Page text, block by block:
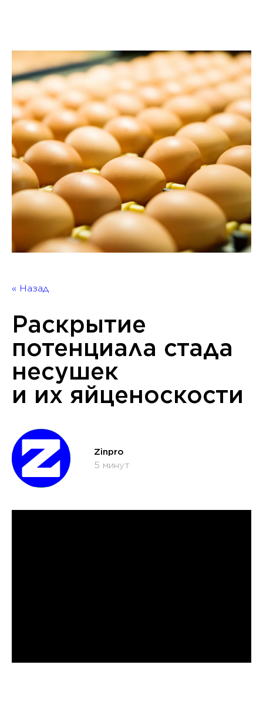
« Назад
Раскрытие
потенциала стада
несушек
и их яйценоскости
Zinpro
5 минут